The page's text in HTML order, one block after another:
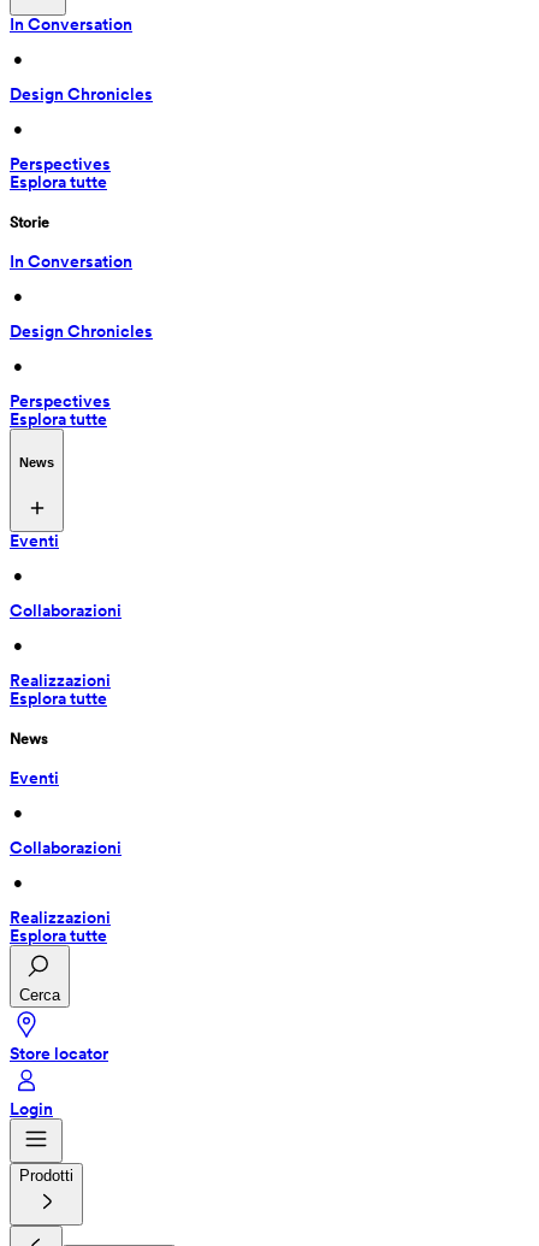
In Conversation
•
Design Chronicles
•
Perspectives
Esplora tutte
Storie
In Conversation
•
Design Chronicles
•
Perspectives
Esplora tutte
News
Eventi
•
Collaborazioni
•
Realizzazioni
Esplora tutte
News
Eventi
•
Collaborazioni
•
Realizzazioni
Esplora tutte
Cerca
Store locator
Login
Prodotti